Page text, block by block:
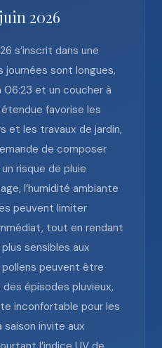
2026
s’inscrit dans une
journées sont longues,
06:23 et un coucher à
favorise les
et les travaux de jardin,
de composer
risque de pluie
l’humidité ambiante
peuvent limiter
tout en rendant
sensibles aux
peuvent être
épisodes pluvieux,
inconfortable pour les
saison invite aux